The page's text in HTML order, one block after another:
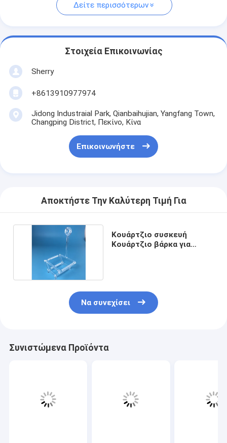
Δείτε περισσότερων
Στοιχεία Επικοινωνίας
Sherry
+8613910977974
Jidong Industraial Park, Qianbaihujian, Yangfang Town,
Changping District, Πεκίνο, Κίνα
Επικοινωνήστε
Αποκτήστε Την Καλύτερη Τιμή Για
Κουάρτζιο συσκευή
Κουάρτζιο βάρκα για
Να συνεχίσει
Συνιστώμενα Προϊόντα